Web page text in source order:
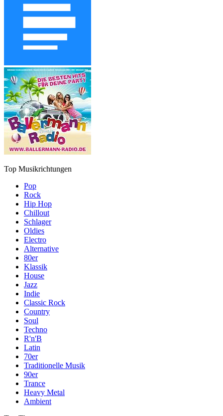
Top Musikrichtungen
Pop
Rock
Hip Hop
Chillout
Schlager
Oldies
Electro
Alternative
80er
Klassik
House
Jazz
Indie
Classic Rock
Country
Soul
Techno
R'n'B
Latin
70er
Traditionelle Musik
90er
Trance
Heavy Metal
Ambient